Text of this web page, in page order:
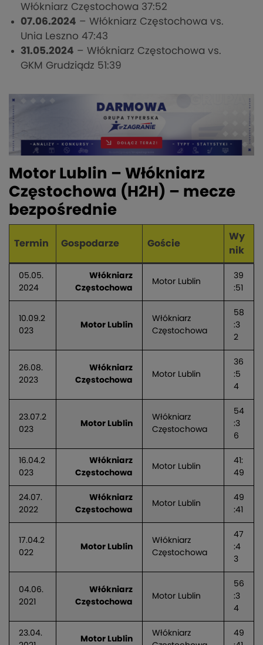
Włókniarz Częstochowa 37:52
07.06.2024 – Włókniarz Częstochowa vs.
Unia Leszno 47:43
31.05.2024 – Włókniarz Częstochowa vs.
GKM Grudziądz 51:39
Motor Lublin – Włókniarz
Częstochowa (H2H) – mecze
bezpośrednie
Termin Gospodarze Goście
Wy
nik
05.05.
2024
Włókniarz
Częstochowa
Motor Lublin
39
:51
10.09.2
023
Motor Lublin
Włókniarz
Częstochowa
58
:3
2
26.08.
2023
Włókniarz
Częstochowa
Motor Lublin
36
:5
4
23.07.2
023
Motor Lublin
Włókniarz
Częstochowa
54
:3
6
16.04.2
023
Włókniarz
Częstochowa
Motor Lublin
41:
49
24.07.
2022
Włókniarz
Częstochowa
Motor Lublin
49
:41
17.04.2
022
Motor Lublin
Włókniarz
Częstochowa
47
:4
3
04.06.
2021
Włókniarz
Częstochowa
Motor Lublin
56
:3
4
23.04.
Motor Lublin
Włókniarz
49